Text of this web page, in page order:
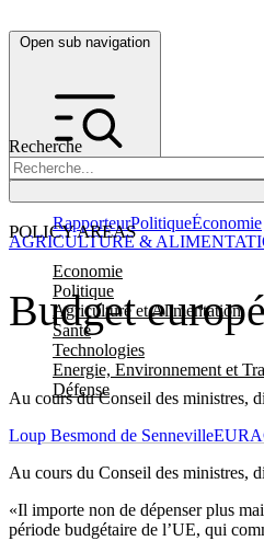
Open sub navigation
Recherche
POLICY AREAS
Economie
Politique
Agriculture et Alimentation
Santé
Technologies
Energie, Environnement et
Défense
RapporteurPolitiqueÉconomie
Budget
Au cours du Conseil des ministres,
AGRICULTURE &
Loup Besmond de Senneville
Au cours du Conseil des ministres,
«Il importe non de dépenser plus
période budgétaire de l’UE, qui